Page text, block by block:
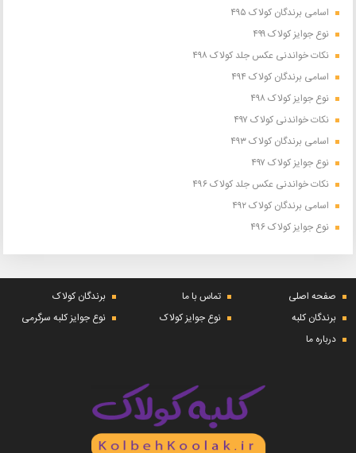
اسامی برندگان کولاک ۴۹۵
نوع جوایز کولاک ۴۹۹
نکات خواندنی عکس جلد کولاک ۴۹۸
اسامی برندگان کولاک ۴۹۴
نوع جوایز کولاک ۴۹۸
نکات خواندنی کولاک ۴۹۷
اسامی برندگان کولاک ۴۹۳
نوع جوایز کولاک ۴۹۷
نکات خواندنی عکس جلد کولاک ۴۹۶
اسامی برندگان کولاک ۴۹۲
نوع جوایز کولاک ۴۹۶
صفحه اصلی تماس با ما
برندگان کولاک
برندگان کلبه
نوع جوایز کولاک
نوع جوایز کلبه سرگرمی
درباره ما